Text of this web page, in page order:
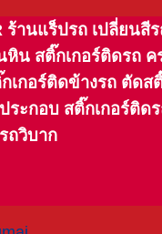
ร้านแร็ปรถ เปลี่ยนสี
หิน สติ๊กเกอร์ติดรถ ค
เกอร์ติดข้างรถ ตัดส
ระกอบ สติ๊กเกอร์ติด
ถวิบาก